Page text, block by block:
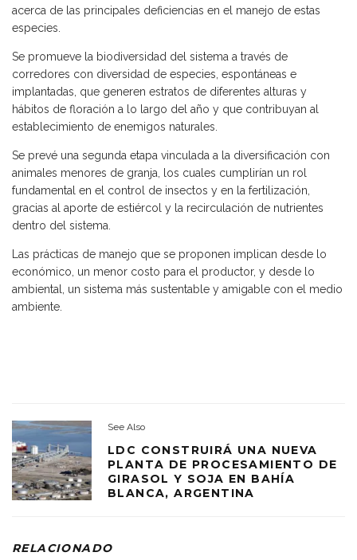
acerca de las principales deficiencias en el manejo de estas
especies.
Se promueve la biodiversidad del sistema a través de
corredores con diversidad de especies, espontáneas e
implantadas, que generen estratos de diferentes alturas y
hábitos de floración a lo largo del año y que contribuyan al
establecimiento de enemigos naturales.
Se prevé una segunda etapa vinculada a la diversificación con
animales menores de granja, los cuales cumplirían un rol
fundamental en el control de insectos y en la fertilización,
gracias al aporte de estiércol y la recirculación de nutrientes
dentro del sistema.
Las prácticas de manejo que se proponen implican desde lo
económico, un menor costo para el productor, y desde lo
ambiental, un sistema más sustentable y amigable con el medio
ambiente.
See Also
LDC CONSTRUIRÁ UNA NUEVA
PLANTA DE PROCESAMIENTO DE
GIRASOL Y SOJA EN BAHÍA
BLANCA, ARGENTINA
RELACIONADO